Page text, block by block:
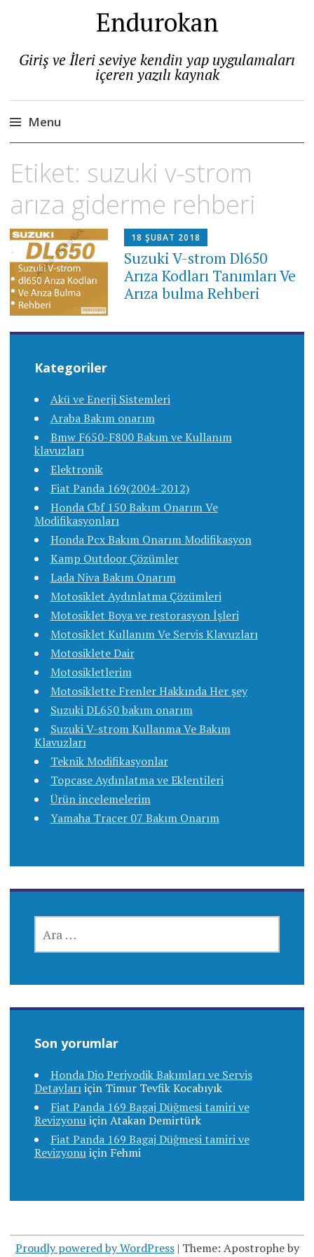
Endurokan
Giriş ve İleri seviye kendin yap uygulamaları
içeren yazılı kaynak
Menu
to
Etiket: suzuki v-strom
arıza giderme rehberi
18 ŞUBAT 2018
Suzuki V-strom Dl650
Arıza Kodları Tanımları Ve
Arıza bulma Rehberi
Kategoriler
Akü ve Enerji Sistemleri
Araba Bakım onarım
Bmw F650-F800 Bakım ve Kullanım
klavuzları
Elektronik
Fiat Panda 169(2004-2012)
Honda Cbf 150 Bakım Onarım Ve
Modifikasyonları
Honda Pcx Bakım Onarım Modifikasyon
Kamp Outdoor Çözümler
Lada Niva Bakım Onarım
Motosiklet Aydınlatma Çözümleri
Motosiklet Boya ve restorasyon İşleri
Motosiklet Kullanım Ve Servis Klavuzları
Motosiklete Dair
Motosikletlerim
Motosiklette Frenler Hakkında Her şey
Suzuki DL650 bakım onarım
Suzuki V-strom Kullanma Ve Bakım
Klavuzları
Teknik Modifikasyonlar
Topcase Aydınlatma ve Eklentileri
Ürün incelemelerim
Yamaha Tracer 07 Bakım Onarım
Son yorumlar
Honda Dio Periyodik Bakımları ve Servis
Detaylarıiçin Timur Tevfik Kocabıyık
Fiat Panda 169 Bagaj Düğmesi tamiri ve
RevizyonuiçinAtakan Demirtürk
Fiat Panda 169 Bagaj Düğmesi tamiri ve
Revizyonuiçin Fehmi
Proudly powered by WordPress | Theme: Apostrophe by